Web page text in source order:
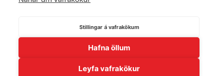
← Til baka í myndasafn
Stillingar á vafrakökum
Hafna öllum
Leyfa vafrakökur